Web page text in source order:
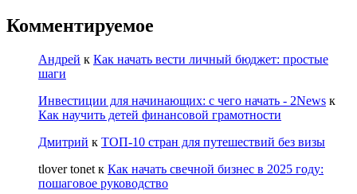
Комментируемое
Андрей к Как начать вести личный бюджет: простые
шаги
Инвестиции для начинающих: с чего начать - 2News к
Как научить детей финансовой грамотности
Дмитрий к ТОП-10 стран для путешествий без визы
tlover tonet к Как начать свечной бизнес в 2025 году:
пошаговое руководство